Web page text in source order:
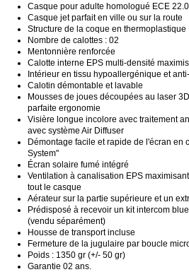
Casque pour adulte homologué ECE
Casque jet parfait en ville ou sur la route
Structure de la coque en thermoplastique
Nombre de calottes : 02
Mentonnière renforcée
Calotte interne EPS multi-densité
Intérieur en tissu hypoallergénique et
Calotin démontable et lavable
Mousses de joues découpées au laser
parfaite ergonomie
Visière longue incolore avec traitement
avec système Air Diffuser
Démontage facile et rapide de l'écran en
System"
Écran solaire fumé intégré
Ventilation à canalisation EPS
tout le casque
Aérateur sur la partie supérieure et un
Prédisposé à recevoir un kit intercom
(vendu séparément)
Housse de transport incluse
Fermeture de la jugulaire par boucle
Poids : 1350 gr (+/- 50 gr)
Garantie 02 ans.